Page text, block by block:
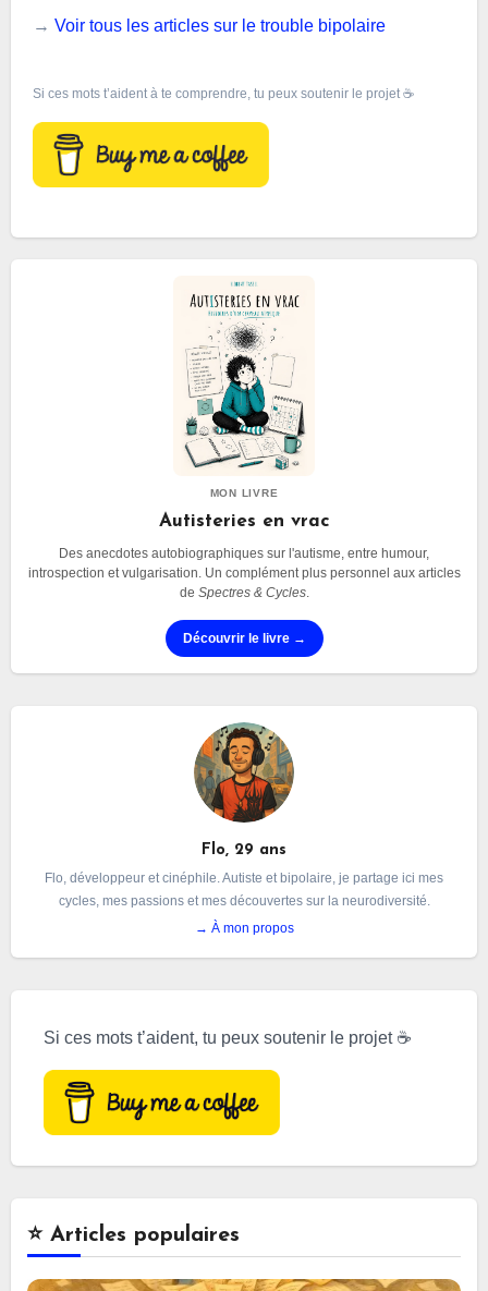
→ Voir tous les articles sur le trouble bipolaire
Si ces mots t’aident à te comprendre, tu peux soutenir le projet ☕
MON LIVRE
Autisteries en vrac
Des anecdotes autobiographiques sur l'autisme, entre humour,
introspection et vulgarisation. Un complément plus personnel aux articles
de Spectres & Cycles.
Découvrir le livre →
Flo, 29 ans
Flo, développeur et cinéphile. Autiste et bipolaire, je partage ici mes
cycles, mes passions et mes découvertes sur la neurodiversité.
→ À mon propos
Si ces mots t’aident, tu peux soutenir le projet ☕
⭐️ Articles populaires